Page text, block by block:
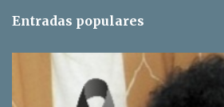
r
Entradas populares